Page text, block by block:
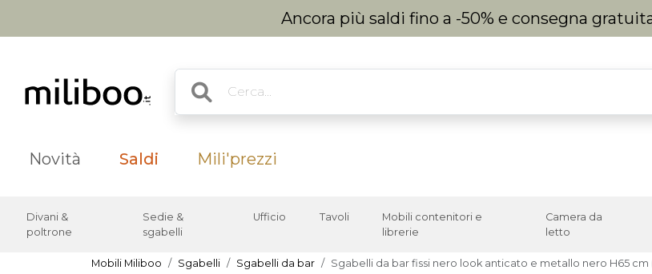
Ancora più saldi fino a -50% e consegna
Novità Saldi Mili'prezzi
Divani &
poltrone
Sedie &
sgabelli
Ufficio Tavoli
Mobili contenitori e
librerie
Camera da
letto
Mobili Miliboo Sgabelli Sgabelli da bar Sgabelli da bar fissi nero look anticato e metallo nero H65 cm